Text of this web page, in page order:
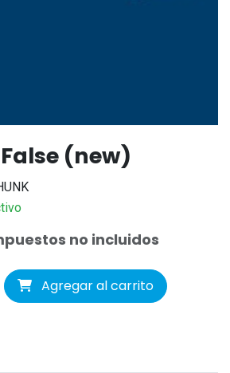
(new)
no incluidos
Agregar al carrito